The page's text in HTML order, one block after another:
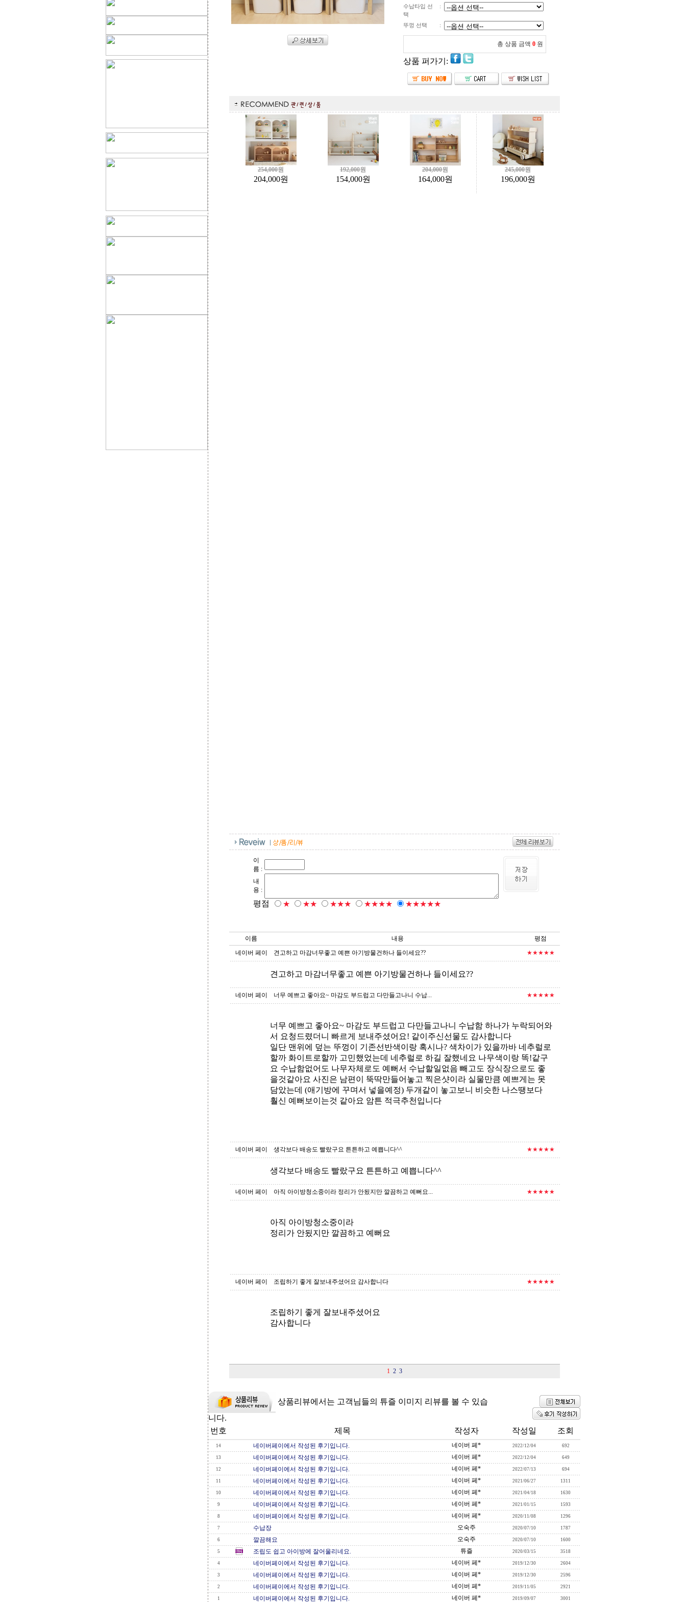
수납타입 선
택
:
뚜껑 선택 :
총 상품 금액 0 원
상품 퍼가기:
254,000원
204,000원
192,000원
154,000원
204,000원
164,000원
245,000원
196,000원
이
름 :
내
용 :
평점 ★ ★★ ★★★ ★★★★ ★★★★★
이름 내용
평점
네이버 페이
견고하고 마감너무좋고 예쁜 아기방물건하나 들이세요?? ★★★★★
견고하고 마감너무좋고 예쁜 아기방물건하나 들이세요??
네이버 페이 너무 예쁘고 좋아요~ 마감도 부드럽고 다만들고나니 수납... ★★★★★
너무 예쁘고 좋아요~ 마감도 부드럽고 다만들고나니 수납함 하나가 누락되어와
서 요청드렸더니 빠르게 보내주셨어요! 같이주신선물도 감사합니다
일단 맨위에 덮는 뚜껑이 기존선반색이랑 혹시나? 색차이가 있을까바 네추럴로
할까 화이트로할까 고민했었는데 네추럴로 하길 잘했네요 나무색이랑 똑!같구
요 수납함없어도 나무자체로도 예뻐서 수납할일없음 빼고도 장식장으로도 좋
을것같아요 사진은 남편이 뚝딱만들어놓고 찍은샷이라 실물만큼 예쁘게는 못
담았는데 (애기방에 꾸며서 넣을예정) 두개같이 놓고보니 비슷한 나스땡보다
훨신 예뻐보이는것 같아요 암튼 적극추천입니다
네이버 페이 생각보다 배송도 빨랐구요 튼튼하고 예쁩니다^^ ★★★★★
생각보다 배송도 빨랐구요 튼튼하고 예쁩니다^^
네이버 페이 아직 아이방청소중이라 정리가 안됬지만 깔끔하고 예뻐요... ★★★★★
아직 아이방청소중이라
정리가 안됬지만 깔끔하고 예뻐요
네이버 페이 조립하기 좋게 잘보내주셨어요 감사합니다 ★★★★★
조립하기 좋게 잘보내주셨어요
감사합니다
1 2 3
상품리뷰에서는 고객님들의 튜즐 이미지 리뷰를 볼 수 있습
니다.
번호
제목 작성자 작성일 조회
14 네이버페이에서 작성된 후기입니다. 네이버 페* 2022/12/04 692
13 네이버페이에서 작성된 후기입니다. 네이버 페* 2022/12/04 649
12 네이버페이에서 작성된 후기입니다. 네이버 페* 2022/07/13 694
11 네이버페이에서 작성된 후기입니다. 네이버 페* 2021/06/27 1311
10 네이버페이에서 작성된 후기입니다. 네이버 페* 2021/04/18 1630
9 네이버페이에서 작성된 후기입니다. 네이버 페* 2021/01/15 1593
8 네이버페이에서 작성된 후기입니다. 네이버 페* 2020/11/08 1296
7 수납장 오숙주 2020/07/10 1787
6 깔끔해요 오숙주 2020/07/10 1600
5 조립도 쉽고 아이방에 잘어울리네요. 튜즐 2020/03/15 3518
4 네이버페이에서 작성된 후기입니다. 네이버 페* 2019/12/30 2604
3 네이버페이에서 작성된 후기입니다. 네이버 페* 2019/12/30 2596
2 네이버페이에서 작성된 후기입니다. 네이버 페* 2019/11/05 2921
1 네이버페이에서 작성된 후기입니다. 네이버 페* 2019/09/07 3001